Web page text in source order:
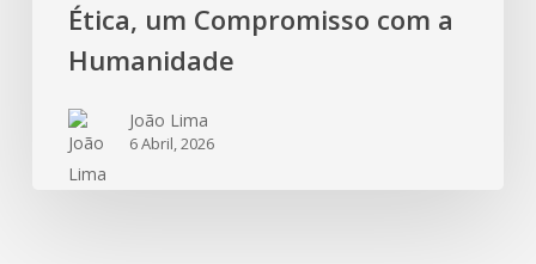
Ética, um Compromisso com a
Humanidade
João Lima
6 Abril, 2026